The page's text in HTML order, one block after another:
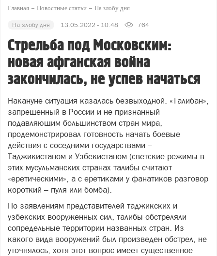
Главная Новостные статьи На злобу дня
На злобу дня 13.05.2022 - 10:48 764
Стрельба под Московским:
новая афганская война
закончилась, не успев начаться
Накануне ситуация казалась безвыходной. «Талибан»,
запрещенный в России и не признанный
подавляющим большинством стран мира,
продемонстрировал готовность начать боевые
действия с соседними государствами –
Таджикистаном и Узбекистаном (светские режимы в
этих мусульманских странах талибы считают
«еретическими», а с еретиками у фанатиков разговор
короткий – пуля или бомба).
По заявлениям представителей таджикских и
узбекских вооруженных сил, талибы обстреляли
сопредельные территории названных стран. Из
какого вида вооружений был произведен обстрел, не
уточнялось, хотя этот вопрос имеет существенное